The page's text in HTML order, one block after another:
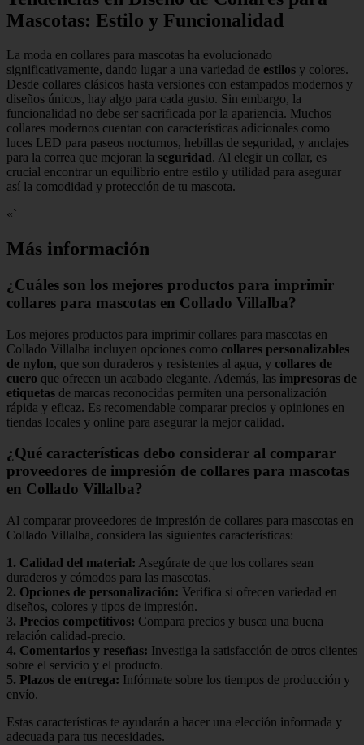
Mascotas: Estilo y Funcionalidad
La moda en collares para mascotas ha evolucionado
significativamente, dando lugar a una variedad de estilos y colores.
Desde collares clásicos hasta versiones con estampados modernos y
diseños únicos, hay algo para cada gusto. Sin embargo, la
funcionalidad no debe ser sacrificada por la apariencia. Muchos
collares modernos cuentan con características adicionales como
luces LED para paseos nocturnos, hebillas de seguridad, y anclajes
para la correa que mejoran la seguridad. Al elegir un collar, es
crucial encontrar un equilibrio entre estilo y utilidad para asegurar
así la comodidad y protección de tu mascota.
«`
Más información
¿Cuáles son los mejores productos para imprimir
collares para mascotas en Collado Villalba?
Los mejores productos para imprimir collares para mascotas en
Collado Villalba incluyen opciones como collares personalizables
de nylon, que son duraderos y resistentes al agua, y collares de
cuero que ofrecen un acabado elegante. Además, las impresoras de
etiquetas de marcas reconocidas permiten una personalización
rápida y eficaz. Es recomendable comparar precios y opiniones en
tiendas locales y online para asegurar la mejor calidad.
¿Qué características debo considerar al comparar
proveedores de impresión de collares para mascotas
en Collado Villalba?
Al comparar proveedores de impresión de collares para mascotas en
Collado Villalba, considera las siguientes características:
1. Calidad del material: Asegúrate de que los collares sean
duraderos y cómodos para las mascotas.
2. Opciones de personalización: Verifica si ofrecen variedad en
diseños, colores y tipos de impresión.
3. Precios competitivos: Compara precios y busca una buena
relación calidad-precio.
4. Comentarios y reseñas: Investiga la satisfacción de otros clientes
sobre el servicio y el producto.
5. Plazos de entrega: Infórmate sobre los tiempos de producción y
envío.
Estas características te ayudarán a hacer una elección informada y
adecuada para tus necesidades.